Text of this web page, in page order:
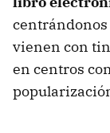
vienen con
en centros